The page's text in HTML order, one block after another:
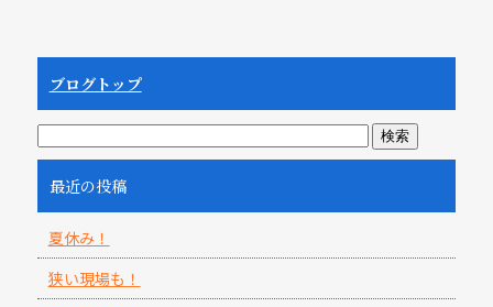
ブログトップ
最近の投稿
夏休み！
狭い現場も！